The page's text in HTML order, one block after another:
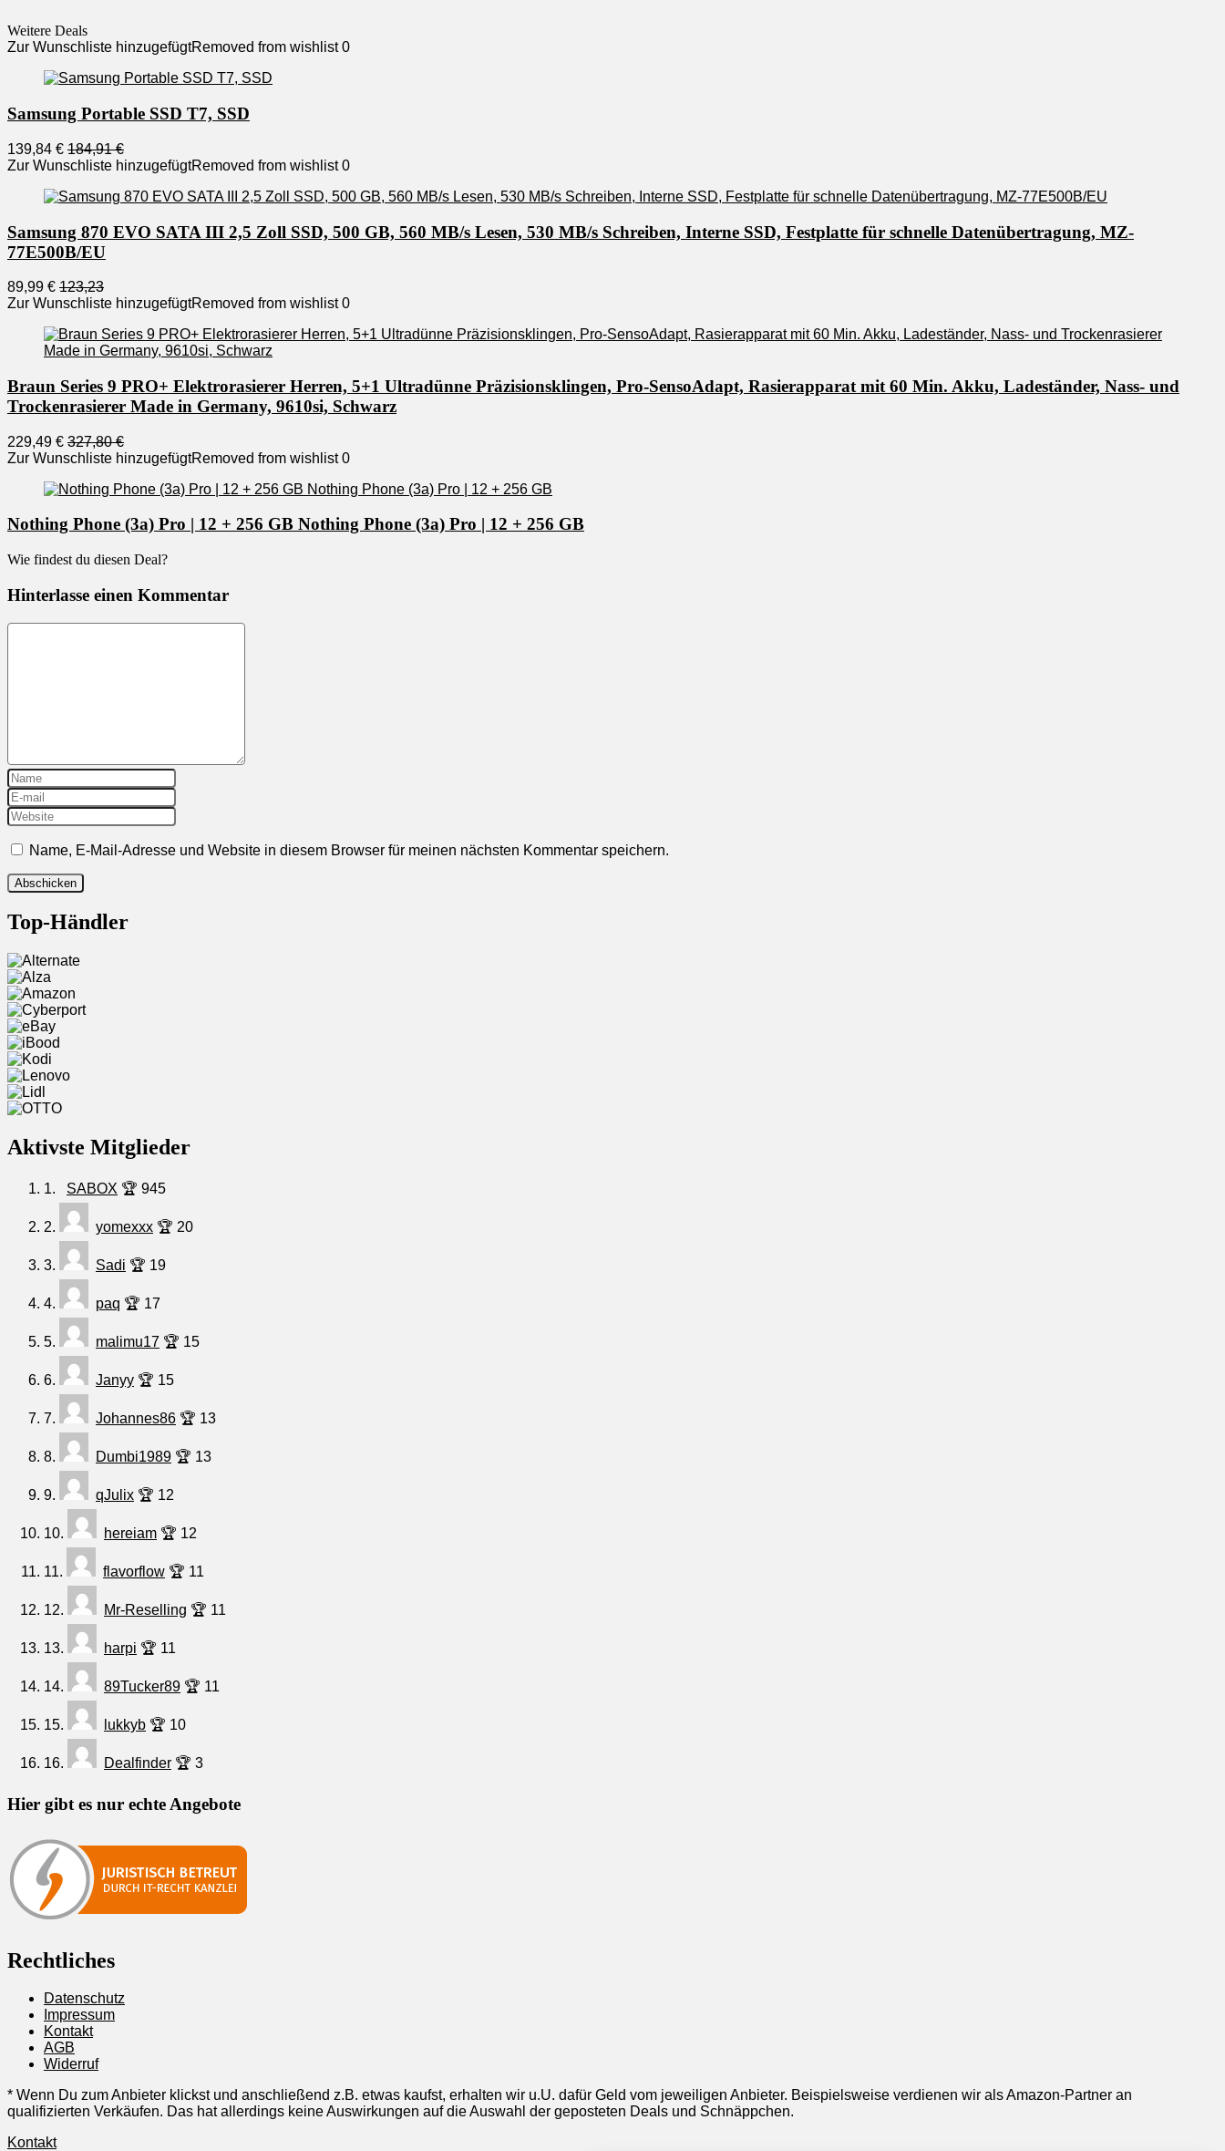
Weitere Deals
Zur Wunschliste hinzugefügtRemoved from wishlist 0
Samsung Portable SSD T7, SSD
139,84 € 184,91 €
Zur Wunschliste hinzugefügtRemoved from wishlist 0
Samsung 870 EVO SATA III 2,5 Zoll SSD, 500 GB, 560 MB/s Lesen, 530 MB/s Schreiben, Interne SSD, Festplatte für schnelle Datenübertragung, MZ-
77E500B/EU
89,99 € 123,23
Zur Wunschliste hinzugefügtRemoved from wishlist 0
Braun Series 9 PRO+ Elektrorasierer Herren, 5+1 Ultradünne Präzisionsklingen, Pro-SensoAdapt, Rasierapparat mit 60 Min. Akku, Ladeständer, Nass- und
Trockenrasierer Made in Germany, 9610si, Schwarz
229,49 € 327,80 €
Zur Wunschliste hinzugefügtRemoved from wishlist 0
Nothing Phone (3a) Pro | 12 + 256 GB Nothing Phone (3a) Pro | 12 + 256 GB
Wie findest du diesen Deal?
Hinterlasse einen Kommentar
Name, E-Mail-Adresse und Website in diesem Browser für meinen nächsten Kommentar speichern.
Top-Händler
Aktivste Mitglieder
1. SABOX 🏆 945
2. yomexxx 🏆 20
3. Sadi 🏆 19
4. paq 🏆 17
5. malimu17 🏆 15
6. Janyy 🏆 15
7. Johannes86 🏆 13
8. Dumbi1989 🏆 13
9. qJulix 🏆 12
10. hereiam 🏆 12
11. flavorflow 🏆 11
12. Mr-Reselling 🏆 11
13. harpi 🏆 11
14. 89Tucker89 🏆 11
15. lukkyb 🏆 10
16. Dealfinder 🏆 3
Hier gibt es nur echte Angebote
Rechtliches
Datenschutz
Impressum
Kontakt
AGB
Widerruf
* Wenn Du zum Anbieter klickst und anschließend z.B. etwas kaufst, erhalten wir u.U. dafür Geld vom jeweiligen Anbieter. Beispielsweise verdienen wir als Amazon-Partner an
qualifizierten Verkäufen. Das hat allerdings keine Auswirkungen auf die Auswahl der geposteten Deals und Schnäppchen.
Kontakt